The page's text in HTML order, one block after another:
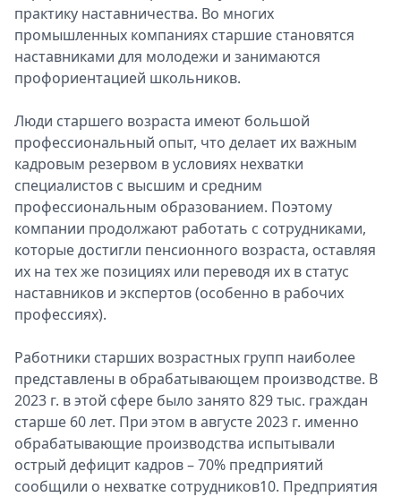
практику наставничества. Во многих
промышленных компаниях старшие становятся
наставниками для молодежи и занимаются
профориентацией школьников.
Люди старшего возраста имеют большой
профессиональный опыт, что делает их важным
кадровым резервом в условиях нехватки
специалистов с высшим и средним
профессиональным образованием. Поэтому
компании продолжают работать с сотрудниками,
которые достигли пенсионного возраста, оставляя
их на тех же позициях или переводя их в статус
наставников и экспертов (особенно в рабочих
профессиях).
Работники старших возрастных групп наиболее
представлены в обрабатывающем производстве. В
2023 г. в этой сфере было занято 829 тыс. граждан
старше 60 лет. При этом в августе 2023 г. именно
обрабатывающие производства испытывали
острый дефицит кадров – 70% предприятий
сообщили о нехватке сотрудников10. Предприятия